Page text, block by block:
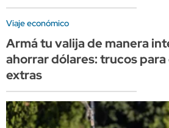
Viaje económico
Armá tu valija de manera
ahorrar dólares: trucos
extras